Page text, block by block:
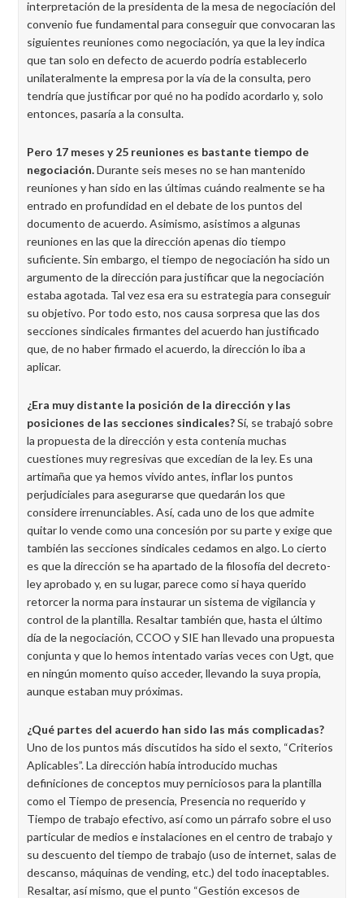
interpretación de la presidenta de la mesa de negociación del
convenio fue fundamental para conseguir que convocaran las
siguientes reuniones como negociación, ya que la ley indica
que tan solo en defecto de acuerdo podría establecerlo
unilateralmente la empresa por la vía de la consulta, pero
tendría que justificar por qué no ha podido acordarlo y, solo
entonces, pasaría a la consulta.
Pero 17 meses y 25 reuniones es bastante tiempo de
negociación.Durante seis meses no se han mantenido
reuniones y han sido en las últimas cuándo realmente se ha
entrado en profundidad en el debate de los puntos del
documento de acuerdo. Asimismo, asistimos a algunas
reuniones en las que la dirección apenas dio tiempo
suficiente. Sin embargo, el tiempo de negociación ha sido un
argumento de la dirección para justificar que la negociación
estaba agotada. Tal vez esa era su estrategia para conseguir
su objetivo. Por todo esto, nos causa sorpresa que las dos
secciones sindicales firmantes del acuerdo han justificado
que, de no haber firmado el acuerdo, la dirección lo iba a
aplicar.
¿Era muy distante la posición de la dirección y las
posiciones de las secciones sindicales?Sí, se trabajó sobre
la propuesta de la dirección y esta contenía muchas
cuestiones muy regresivas que excedían de la ley. Es una
artimaña que ya hemos vivido antes, inflar los puntos
perjudiciales para asegurarse que quedarán los que
considere irrenunciables. Así, cada uno de los que admite
quitar lo vende como una concesión por su parte y exige que
también las secciones sindicales cedamos en algo.Lo cierto
es que la dirección se ha apartado de la filosofía del decreto-
ley aprobado y, en su lugar, parece como si haya querido
retorcer la norma para instaurar un sistema de vigilancia y
control de la plantilla. Resaltar también que, hasta el último
día de la negociación, CCOO y SIE han llevado una propuesta
conjunta y que lo hemos intentado varias veces con Ugt, que
en ningún momento quiso acceder, llevando la suya propia,
aunque estaban muy próximas.
¿Qué partes del acuerdo han sido las más complicadas?
Uno de los puntos más discutidos ha sido el sexto, “Criterios
Aplicables”. La dirección había introducido muchas
definiciones de conceptos muy perniciosos para la plantilla
como el Tiempo de presencia, Presencia no requerido y
Tiempo de trabajo efectivo, así como un párrafo sobre el uso
particular de medios e instalaciones en el centro de trabajo y
su descuento del tiempo de trabajo (uso de internet, salas de
descanso, máquinas de vending, etc.) del todo inaceptables.
Resaltar, así mismo, que el punto “Gestión excesos de